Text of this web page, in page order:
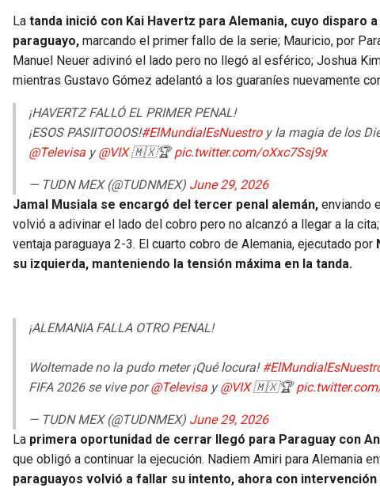
La tanda inició con Kai Havertz para Alemania, cuyo disparo
paraguayo, marcando el primer fallo de la serie; Mauricio, por
Manuel Neuer adivinó el lado pero no llegó al esférico; Joshua
mientras Gustavo Gómez adelantó a los guaraníes nuevamente
¡HAVERTZ FALLÓ EL PRIMER PENAL!
¡ESOS PASIITOOOS!#ElMundialEsNuestroy la magia de los
@Televisa y@VIX🇲🇽🏆pic.twitter.com/oXxc7Ssj9x
— TUDN MEX (@TUDNMEX) June 29, 2026
Jamal Musiala se encargó del tercer penal alemán, enviando
volvió a adivinar el lado del cobro pero no alcanzó a llegar a la
ventaja paraguaya 2-3. El cuarto cobro de Alemania, ejecutado por
su izquierda, manteniendo la tensión máxima en la tanda.
¡ALEMANIA FALLA OTRO PENAL!
Woltemade no la pudo meter ¡Qué locura!
FIFA 2026 se vive por@Televisa y@VIX🇲🇽🏆
— TUDN MEX (@TUDNMEX) June 29, 2026
La primera oportunidad de cerrar llegó para Paraguay con
que obligó a continuar la ejecución. Nadiem Amiri para Alemania
paraguayos volvió a fallar su intento, ahora con intervención